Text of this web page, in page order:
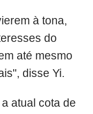
à tona,
do
até mesmo
disse Yi.
atual cota de